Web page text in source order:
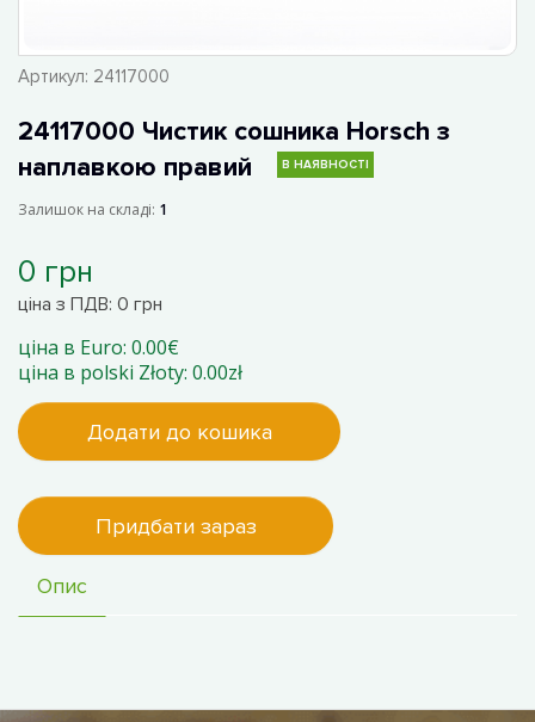
Артикул: 24117000
24117000 Чистик сошника Horsch з
наплавкою правий
В НАЯВНОСТІ
Залишок на складі: 1
0 грн
ціна з ПДВ: 0 грн
ціна в Euro: 0.00€
ціна в polski Złoty: 0.00zł
Додати до кошика
Придбати зараз
Опис